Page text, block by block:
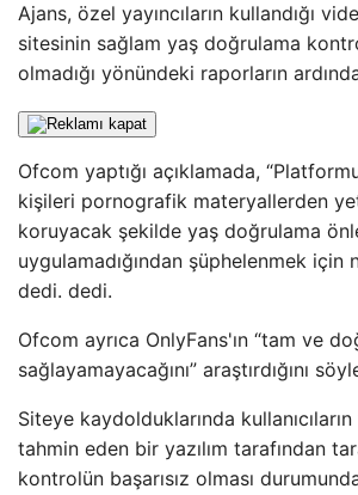
Ajans, özel yayıncıların kullandığı
sitesinin sağlam yaş doğrulama
olmadığı yönündeki raporların
Ofcom yaptığı açıklamada,
kişileri pornografik materyallerden
koruyacak şekilde yaş doğrulama
uygulamadığından şüphelenmek için
dedi. dedi.
Ofcom ayrıca OnlyFans'ın “tam ve
sağlayamayacağını” araştırdığını
Siteye kaydolduklarında kullanıcıların
tahmin eden bir yazılım tarafından
kontrolün başarısız olması